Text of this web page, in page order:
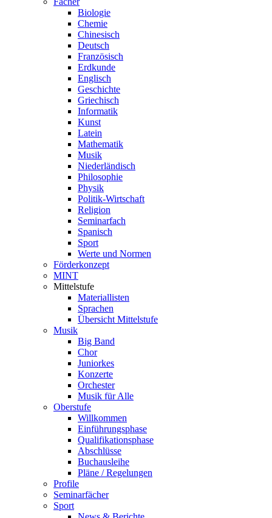
Biologie
Chemie
Chinesisch
Deutsch
Französisch
Erdkunde
Englisch
Geschichte
Griechisch
Informatik
Kunst
Latein
Mathematik
Musik
Niederländisch
Philosophie
Physik
Politik-Wirtschaft
Religion
Seminarfach
Spanisch
Sport
Werte und Normen
Förderkonzept
MINT
Mittelstufe
Materiallisten
Sprachen
Übersicht Mittelstufe
Musik
Big Band
Chor
Juniorkes
Konzerte
Orchester
Musik für Alle
Oberstufe
Willkommen
Einführungsphase
Qualifikationsphase
Abschlüsse
Buchausleihe
Pläne / Regelungen
Profile
Seminarfächer
Sport